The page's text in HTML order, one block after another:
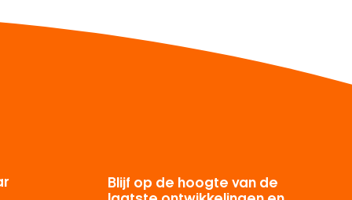
Blijf op de hoogte van de